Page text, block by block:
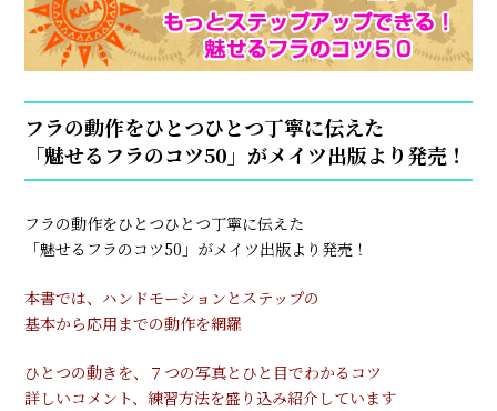
フラの動作をひとつひとつ丁寧に伝えた
「魅せるフラのコツ50」がメイツ出版より発売！
フラの動作をひとつひとつ丁寧に伝えた
「魅せるフラのコツ50」がメイツ出版より発売！
本書では、ハンドモーションとステップの
基本から応用までの動作を網羅
ひとつの動きを、７つの写真とひと目でわかるコツ
詳しいコメント、練習方法を盛り込み紹介しています